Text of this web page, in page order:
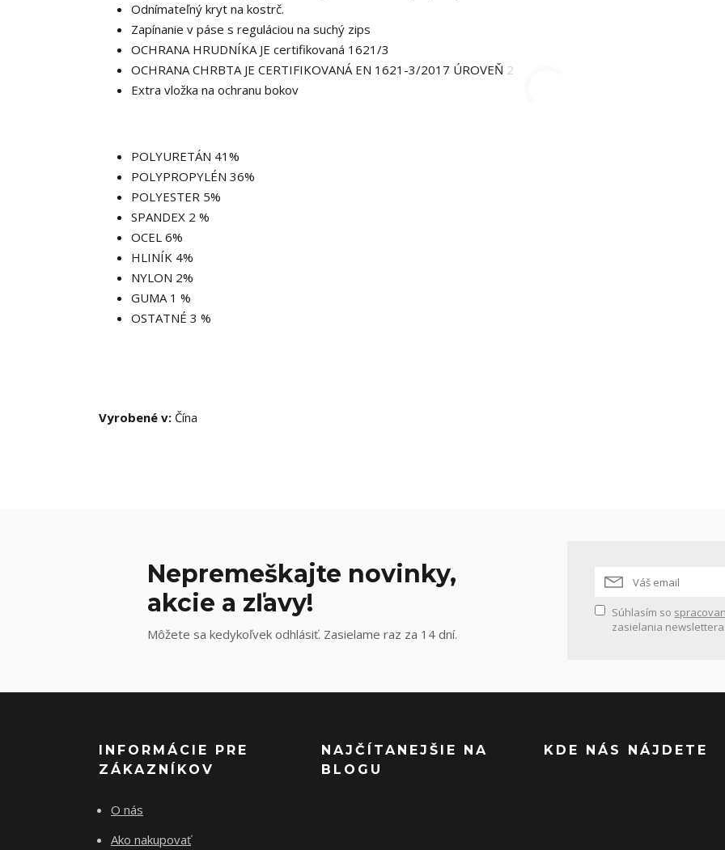
Odnímateľný kryt na kostrč.
Zapínanie v páse s reguláciou na suchý zips
OCHRANA HRUDNÍKA JE certifikovaná 1621/3
OCHRANA CHRBTA JE CERTIFIKOVANÁ EN 1621-3/2017 ÚROVEŇ 2
Extra vložka na ochranu bokov
POLYURETÁN 41%
POLYPROPYLÉN 36%
POLYESTER 5%
SPANDEX 2 %
OCEL 6%
HLINÍK 4%
NYLON 2%
GUMA 1 %
OSTATNÉ 3 %
Vyrobené v: Čína
Nepremeškajte novinky,
akcie a zľavy!
Môžete sa kedykoľvek odhlásiť. Zasielame raz za 14 dní.
Súhlasím so
zasielania newslettera.
INFORMÁCIE PRE
ZÁKAZNÍKOV
O nás
Ako nakupovať
NAJČÍTANEJŠIE NA
BLOGU
KDE NÁS NÁJDETE